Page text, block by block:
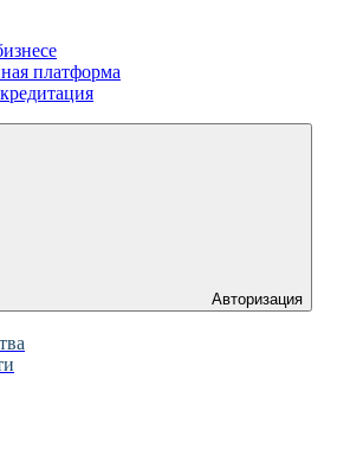
платформа
Авторизация